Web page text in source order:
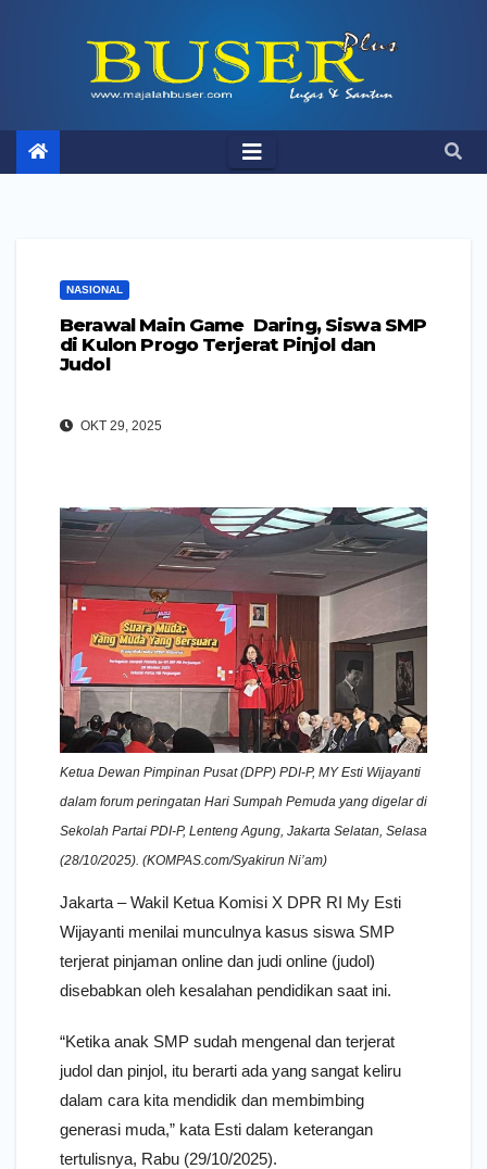
NASIONAL
Berawal Main Game Daring, Siswa SMP
di Kulon Progo Terjerat Pinjol dan
Judol
OKT 29, 2025
Ketua Dewan Pimpinan Pusat (DPP) PDI-P, MY Esti Wijayanti
dalam forum peringatan Hari Sumpah Pemuda yang digelar di
Sekolah Partai PDI-P, Lenteng Agung, Jakarta Selatan, Selasa
(28/10/2025). (KOMPAS.com/Syakirun Ni’am)
Jakarta – Wakil Ketua Komisi X DPR RI My Esti
Wijayanti menilai munculnya kasus siswa SMP
terjerat pinjaman online dan judi online (judol)
disebabkan oleh kesalahan pendidikan saat ini.
“Ketika anak SMP sudah mengenal dan terjerat
judol dan pinjol, itu berarti ada yang sangat keliru
dalam cara kita mendidik dan membimbing
generasi muda,” kata Esti dalam keterangan
tertulisnya, Rabu (29/10/2025).